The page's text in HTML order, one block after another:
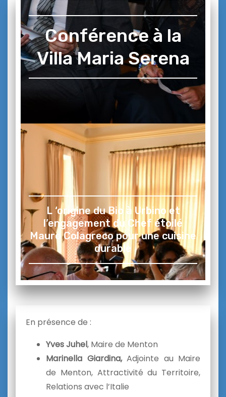
Conférence à la
Villa Maria Serena
L ‘origine du Bio à Urbino et
l’engagement du Chef étoilé
Mauro Colagreco pour une cuisine
durable
En présence de :
Yves Juhel, Maire de Menton
Marinella Giardina, Adjointe au Maire
de Menton, Attractivité du Territoire,
Relations avec l’Italie